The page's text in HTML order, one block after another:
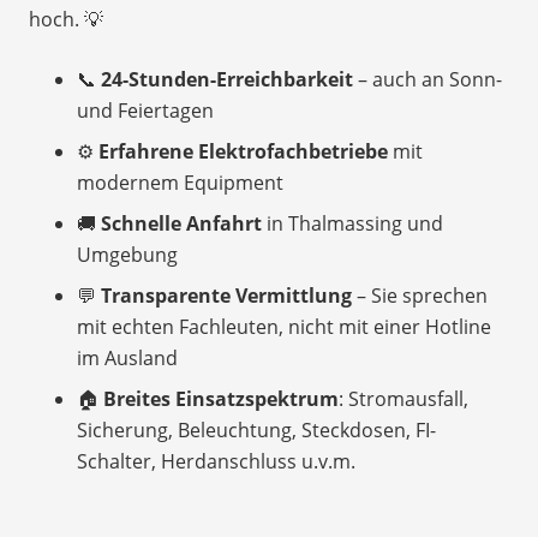
hoch. 💡
📞 24-Stunden-Erreichbarkeit– auch an Sonn-
und Feiertagen
⚙️ Erfahrene Elektrofachbetriebe mit
modernem Equipment
🚚 Schnelle Anfahrt in Thalmassing und
Umgebung
💬 Transparente Vermittlung– Sie sprechen
mit echten Fachleuten, nicht mit einer Hotline
im Ausland
🏠 Breites Einsatzspektrum: Stromausfall,
Sicherung, Beleuchtung, Steckdosen, FI-
Schalter, Herdanschluss u.v.m.